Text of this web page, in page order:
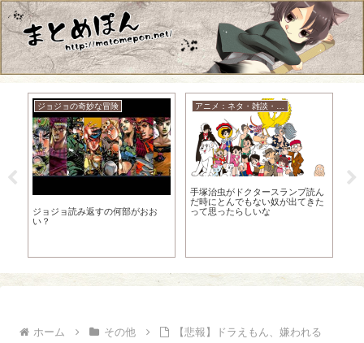
ジョジョの奇妙な冒険
ジョジョ読み返すの何部がおお
い？
アニメ：ネタ・雑談・ニュース
手塚治虫がドクタースランプ読ん
だ時にとんでもない奴が出てきた
って思ったらしいな
ホーム その他 【悲報】ドラえもん、嫌われる